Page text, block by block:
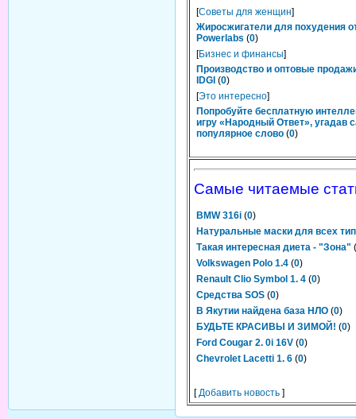
[Советы для женщин]
Жиросжигатели для похудения
Powerlabs (0)
[Бизнес и финансы]
Производство и оптовые
IDGI (0)
[Это интересно]
Попробуйте бесплатную
игру «Народный Ответ», угадав
популярное слово (0)
Самые читаемые
BMW 316i (0)
Натуральные маски для всех
Такая интересная диета - "Зона" (
Volkswagen Polo 1.4 (0)
Renault Clio Symbol 1. 4 (0)
Средства SOS (0)
В Якутии найдена база НЛО (0)
БУДЬТЕ КРАСИВЫ И ЗИМОЙ! (0)
Ford Cougar 2. 0i 16V (0)
Chevrolet Lacetti 1. 6 (0)
[Добавить новость ]